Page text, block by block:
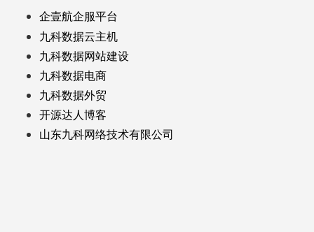
企壹航企服平台
九科数据云主机
九科数据网站建设
九科数据电商
九科数据外贸
开源达人博客
山东九科网络技术有限公司